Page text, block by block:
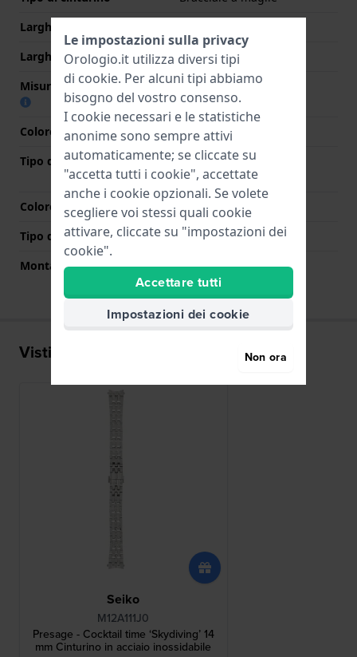
Larghezza cinturino
Larghezza tra Anse
14 mm
Misura cinturino alla fibbia
12 mm
Colore cinturino
Argento
Tipo di chiusura
Chiusura a farfalla con
bottoni
Colore Chiusura
Argento
Tipo di montatura
Perni a molla
Montatura dritta
No
Visti di recente
Seiko
M12A111J0
Presage - Cocktail time ‘Skydiving’ 14
mm Cinturino in acciaio inossidabile
Le impostazioni sulla privacy
Orologio.it utilizza diversi tipi
di cookie. Per alcuni tipi abbiamo
bisogno del vostro consenso.
I cookie necessari e le statistiche
anonime sono sempre attivi
automaticamente; se cliccate su
"accetta tutti i cookie", accettate
anche i cookie opzionali. Se volete
scegliere voi stessi quali cookie
attivare, cliccate su "impostazioni dei
cookie".
Accettare tutti
Impostazioni dei cookie
Non ora